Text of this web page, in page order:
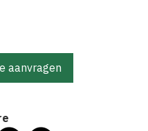
aanvragen